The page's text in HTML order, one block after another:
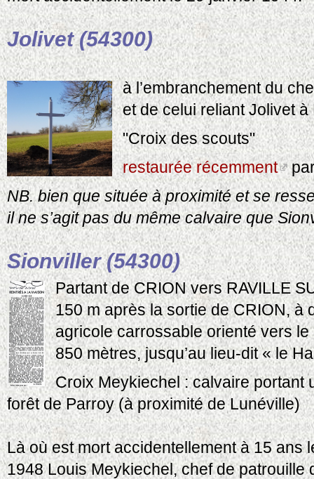
Jolivet (54300)
à l’embranchement du
et de celui reliant Jolivet à
"Croix des scouts"
restaurée récemment
NB. bien que située à proximité et se
il ne s’agit pas du même calvaire que
Sionviller (54300)
Partant de CRION vers RAVILLE
150 m après la sortie de CRION, à
agricole carrossable orienté vers
850 mètres, jusqu’au lieu-dit « le
Croix Meykiechel : calvaire portant
forêt de Parroy (à proximité de Lunéville)
Là où est mort accidentellement à 15 ans
1948 Louis Meykiechel, chef de patrouille